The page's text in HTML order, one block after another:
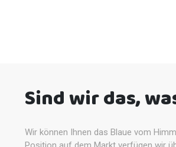
Sind wir das,
Wir können Ihnen das Blaue vom